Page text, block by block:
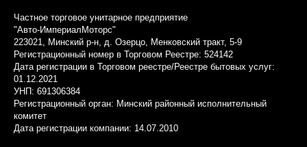
Частное торговое унитарное предприятие
"Авто-ИмпериалМоторс"
223021, Минский р-н, д. Озерцо, Менковский тракт, 5-9
Регистрационный номер в Торговом Реестре: 524142
Дата регистрации в Торговом реестре/Реестре бытовых услуг:
01.12.2021
УНП: 691306384
Регистрационный орган: Минский районный исполнительный
комитет
Дата регистрации компании: 14.07.2010